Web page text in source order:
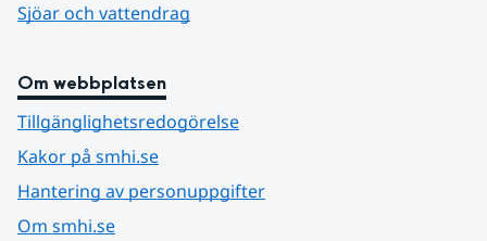
Sjöar och vattendrag
Om webbplatsen
Tillgänglighetsredogörelse
Kakor på smhi.se
Hantering av personuppgifter
Om smhi.se